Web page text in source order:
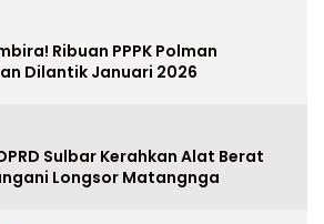
Ribuan PPPK Polman
Dilantik Januari 2026
Sulbar Kerahkan Alat Berat
Longsor Matangnga